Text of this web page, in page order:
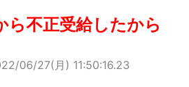
ら不正受給したから
06/27(月) 11:50:16.23